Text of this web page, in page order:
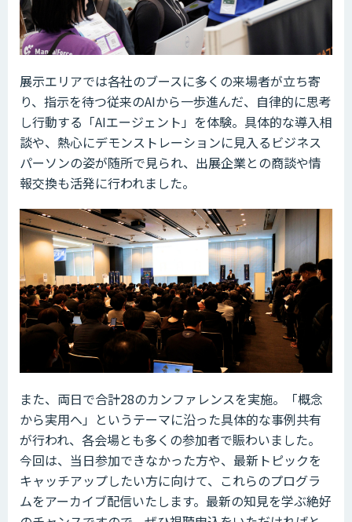
展示エリアでは各社のブースに多くの来場者が立ち寄
り、指示を待つ従来のAIから一歩進んだ、自律的に思考
し行動する「AIエージェント」を体験。具体的な導入相
談や、熱心にデモンストレーションに見入るビジネス
パーソンの姿が随所で見られ、出展企業との商談や情
報交換も活発に行われました。
また、両日で合計28のカンファレンスを実施。「概念
から実用へ」というテーマに沿った具体的な事例共有
が行われ、各会場とも多くの参加者で賑わいました。
今回は、当日参加できなかった方や、最新トピックを
キャッチアップしたい方に向けて、これらのプログラ
ムをアーカイブ配信いたします。最新の知見を学ぶ絶好